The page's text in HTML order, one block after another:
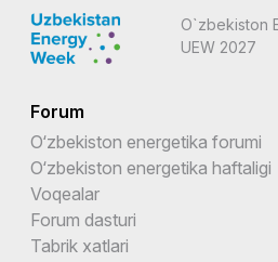
O`zbekiston
UEW 2027
Forum
O‘zbekiston energetika forumi
O‘zbekiston energetika haftaligi
Voqealar
Forum dasturi
Tabrik xatlari